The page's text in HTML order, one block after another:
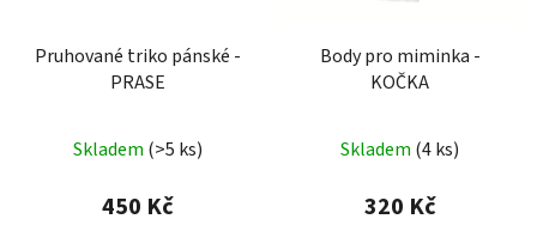
Pruhované triko pánské -
PRASE
Skladem (>5 ks)
450 Kč
Body pro miminka -
KOČKA
Skladem (4 ks)
320 Kč